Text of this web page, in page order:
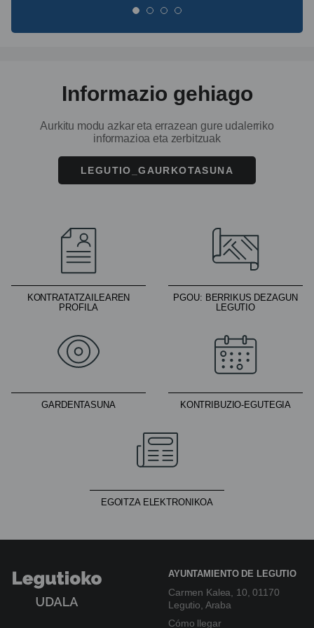
Informazio gehiago
Aurkitu modu azkar eta errazean gure udalerriko
informazioa eta zerbitzuak
LEGUTIO_GAURKOTASUNA
KONTRATATZAILEAREN
PROFILA
PGOU: BERRIKUS DEZAGUN
LEGUTIO
GARDENTASUNA KONTRIBUZIO-EGUTEGIA
EGOITZA ELEKTRONIKOA
AYUNTAMIENTO DE LEGUTIO
Carmen Kalea, 10, 01170
Legutio, Araba
Cómo llegar